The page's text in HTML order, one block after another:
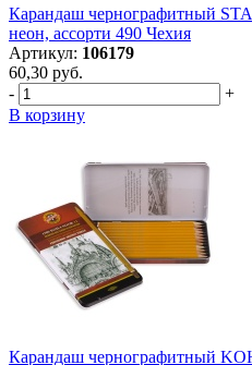
Карандаш чернографитный
неон, ассорти 490 Чехия
Артикул: 106179
60,30 руб.
-
+
В корзину
Карандаш чернографитный